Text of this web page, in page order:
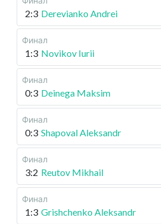
2:3 Derevianko Andrei
Финал
1:3 Novikov Iurii
Финал
0:3 Deinega Maksim
Финал
0:3 Shapoval Aleksandr
Финал
3:2 Reutov Mikhail
Финал
1:3 Grishchenko Aleksandr